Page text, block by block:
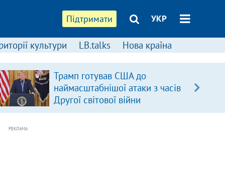
Підтримати УКР
культури LB.talks Нова країна
Трамп готував США до
наймасштабнішої атаки з часів
Другої світової війни
РЕКЛАМА